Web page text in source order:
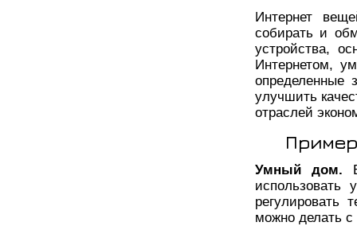
Интернет
собирать и
устройства,
Интернетом,
определенные
улучшить
отраслей
Умный дом.
использовать
регулировать
можно делать